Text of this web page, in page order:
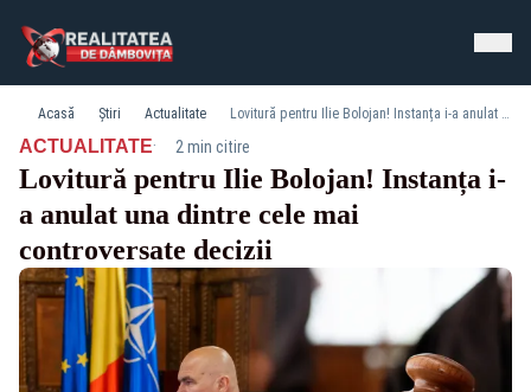
Acasă Știri Actualitate Lovitură pentru Ilie Bolojan! Instanța i-a anulat una dintre cele mai controversate decizii
ACTUALITATE· 2 min citire
Lovitură pentru Ilie Bolojan! Instanța i-
a anulat una dintre cele mai
controversate decizii